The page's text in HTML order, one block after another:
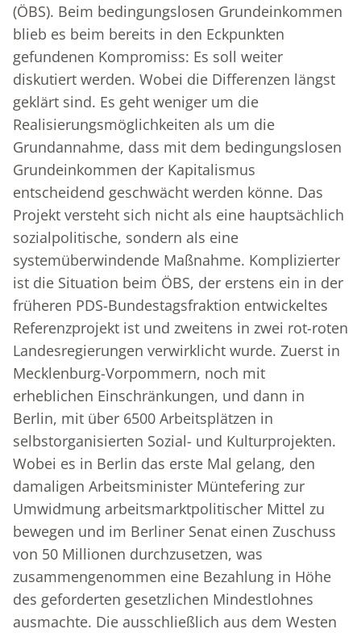
(ÖBS). Beim bedingungslosen Grundeinkommen
blieb es beim bereits in den Eckpunkten
gefundenen Kompromiss: Es soll weiter
diskutiert werden. Wobei die Differenzen längst
geklärt sind. Es geht weniger um die
Realisierungsmöglichkeiten als um die
Grundannahme, dass mit dem bedingungslosen
Grundeinkommen der Kapitalismus
entscheidend geschwächt werden könne. Das
Projekt versteht sich nicht als eine hauptsächlich
sozialpolitische, sondern als eine
systemüberwindende Maßnahme. Komplizierter
ist die Situation beim ÖBS, der erstens ein in der
früheren PDS-Bundestagsfraktion entwickeltes
Referenzprojekt ist und zweitens in zwei rot-roten
Landesregierungen verwirklicht wurde. Zuerst in
Mecklenburg-Vorpommern, noch mit
erheblichen Einschränkungen, und dann in
Berlin, mit über 6500 Arbeitsplätzen in
selbstorganisierten Sozial- und Kulturprojekten.
Wobei es in Berlin das erste Mal gelang, den
damaligen Arbeitsminister Müntefering zur
Umwidmung arbeitsmarktpolitischer Mittel zu
bewegen und im Berliner Senat einen Zuschuss
von 50 Millionen durchzusetzen, was
zusammengenommen eine Bezahlung in Höhe
des geforderten gesetzlichen Mindestlohnes
ausmachte. Die ausschließlich aus dem Westen